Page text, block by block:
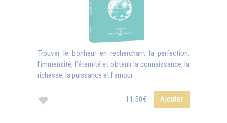
Trouver le bonheur en recherchant la perfection,
l’immensité, l’éternité et obtenir la connaissance, la
richesse, la puissance et l’amour.
11,50€ Ajouter